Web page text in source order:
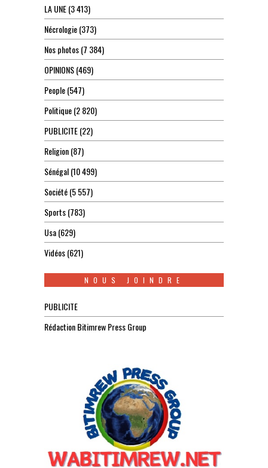
LA UNE(3 413)
Nécrologie(373)
Nos photos(7 384)
OPINIONS(469)
People(547)
Politique(2 820)
PUBLICITE(22)
Religion(87)
Sénégal(10 499)
Société(5 557)
Sports(783)
Usa(629)
Vidéos(621)
NOUS JOINDRE
PUBLICITE
Rédaction Bitimrew Press Group